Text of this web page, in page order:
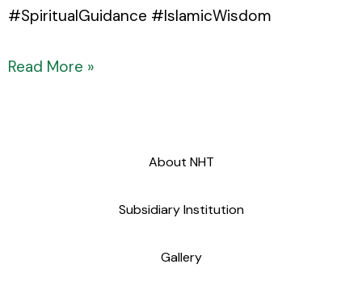
#SpiritualGuidance #IslamicWisdom
Read More »
About NHT
Subsidiary Institution
Gallery